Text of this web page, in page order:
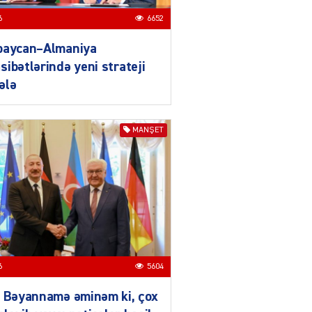
daha da möhkəmlənir
Prezident İlham Əliyevin
Qırğızıstana dövlət səfəri
03.08.2026 7726
Azərbaycan-Qırğızıstan
münasibətləri
bərabərhüquqlu
tərəfdaşlığa və yüksək
etimada söykənən
müttəfiqlik modelidir
6652
yeni strateji
MANŞET
5604
Bəyannamə əminəm ki, çox